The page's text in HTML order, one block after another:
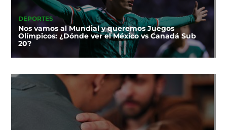
DEPORTES
Nos vamos al Mundial y queremos Juegos
Olímpicos: ¿Dónde ver el México vs Canadá Sub
20?